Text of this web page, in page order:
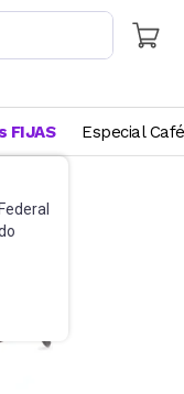
FIJAS Especial Café